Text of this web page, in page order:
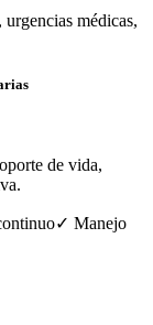
médicas,
de vida,
✓ Manejo